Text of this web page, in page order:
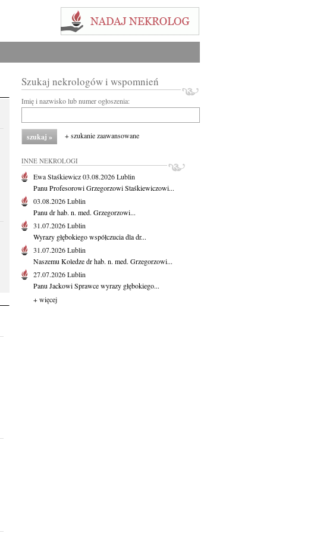
Szukaj nekrologów i wspomnień
Imię i nazwisko lub numer ogłoszenia:
+ szukanie zaawansowane
INNE NEKROLOGI
Ewa Staśkiewicz03.08.2026Lublin
Panu Profesorowi Grzegorzowi Staśkiewiczowi...
03.08.2026Lublin
Panu dr hab. n. med. Grzegorzowi...
31.07.2026Lublin
Wyrazy głębokiego współczucia dla dr...
31.07.2026Lublin
Naszemu Koledze dr hab. n. med. Grzegorzowi...
27.07.2026Lublin
Panu Jackowi Sprawce wyrazy głębokiego...
+ więcej